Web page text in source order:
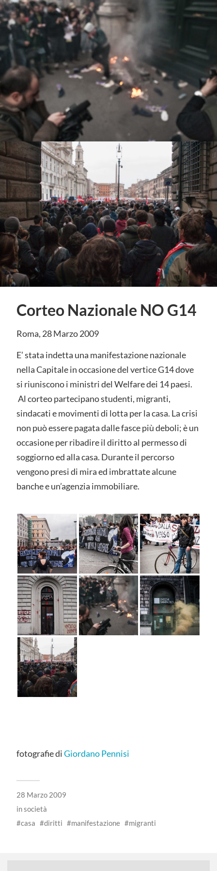
Corteo Nazionale NO G14
Roma, 28 Marzo 2009
E’ stata indetta una manifestazione nazionale
nella Capitale in occasione del vertice G14 dove
si riuniscono i ministri del Welfare dei 14 paesi.
Al corteo partecipano studenti, migranti,
sindacati e movimenti di lotta per la casa. La crisi
non può essere pagata dalle fasce più deboli; è un
occasione per ribadire il diritto al permesso di
soggiorno ed alla casa. Durante il percorso
vengono presi di mira ed imbrattate alcune
banche e un’agenzia immobiliare.
fotografie diGiordano Pennisi
28 Marzo 2009
insocietà
casa
diritti manifestazione migranti